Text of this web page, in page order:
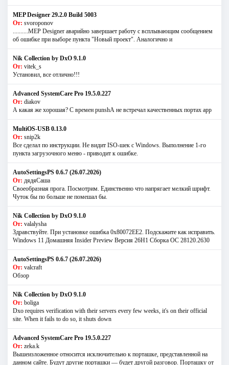
MEP Designer 29.2.0 Build 5003
От: svoroponov
..........MEP Designer аварийно завершает работу с всплывающим сообщением
об ошибке при выборе пункта "Новый проект". Аналогично и
Nik Collection by DxO 9.1.0
От: vitek_s
Установил, все отлично!!!
Advanced SystemCare Pro 19.5.0.227
От: diakov
А какая же хорошая? С времен punshА не встречал качественных портах app
MultiOS-USB 0.13.0
От: snip2k
Все сделал по инструкции. Не видит ISO-шек с Windows. Выполнение 1-го
пункта загрузочного меню - приводит к ошибке.
AutoSettingsPS 0.6.7 (26.07.2026)
От: дядяСаша
Своеобразная прога. Посмотрим. Единственно что напрягает мелкий шрифт.
Чуток бы по больше не помешал бы.
Nik Collection by DxO 9.1.0
От: valalysha
Здравствуйте. При установке ошибка 0х80072EE2. Подскажите как исправить.
Windows 11 Домашняя Insider Preview Версия 26H1 Сборка ОС 28120.2630
AutoSettingsPS 0.6.7 (26.07.2026)
От: valcraft
Обзор
Nik Collection by DxO 9.1.0
От: boliga
Dxo requires verification with their servers every few weeks, it's on their official
site. When it fails to do so, it shuts down
Advanced SystemCare Pro 19.5.0.227
От: zeka.k
Вышеизложенное относится исключительно к порташке, представленной на
данном сайте. Будут другие порташки — будет другой разговор. Порташку от